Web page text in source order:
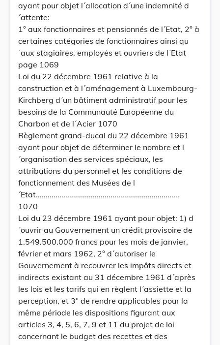
ayant pour objet l´allocation d´une indemnité d
´attente:
1° aux fonctionnaires et pensionnés de l´Etat, 2° à
certaines catégories de fonctionnaires ainsi qu
´aux stagiaires, employés et ouvriers de l´Etat
page 1069
Loi du 22 décembre 1961 relative à la
construction et à l´aménagement à Luxembourg-
Kirchberg d´un bâtiment administratif pour les
besoins de la Communauté Européenne du
Charbon et de l´Acier 1070
Règlement grand-ducal du 22 décembre 1961
ayant pour objet de déterminer le nombre et l
´organisation des services spéciaux, les
attributions du personnel et les conditions de
fonctionnement des Musées de l
´Etat.........................................................................
1070
Loi du 23 décembre 1961 ayant pour objet: 1) d
´ouvrir au Gouvernement un crédit provisoire de
1.549.500.000 francs pour les mois de janvier,
février et mars 1962, 2° d´autoriser le
Gouvernement à recouvrer les impôts directs et
indirects existant au 31 décembre 1961 d´après
les lois et les tarifs qui en règlent l´assiette et la
perception, et 3° de rendre applicables pour la
même période les dispositions figurant aux
articles 3, 4, 5, 6, 7, 9 et 11 du projet de loi
concernant le budget des recettes et des